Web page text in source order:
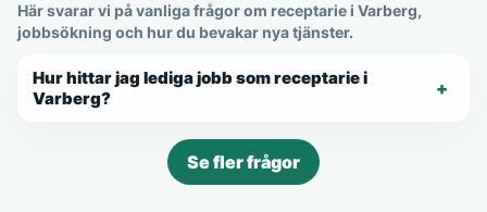
Här svarar vi på vanliga frågor om receptarie i Varberg,
jobbsökning och hur du bevakar nya tjänster.
Hur hittar jag lediga jobb som receptarie i
Varberg?
Se fler frågor